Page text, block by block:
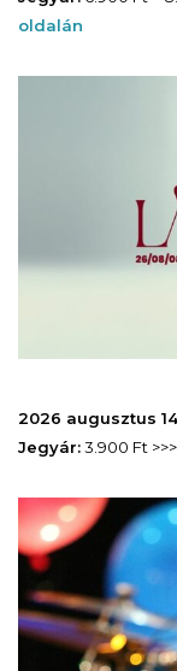
oldalán
2026 augusztus
Jegyár:3.900 Ft >>>